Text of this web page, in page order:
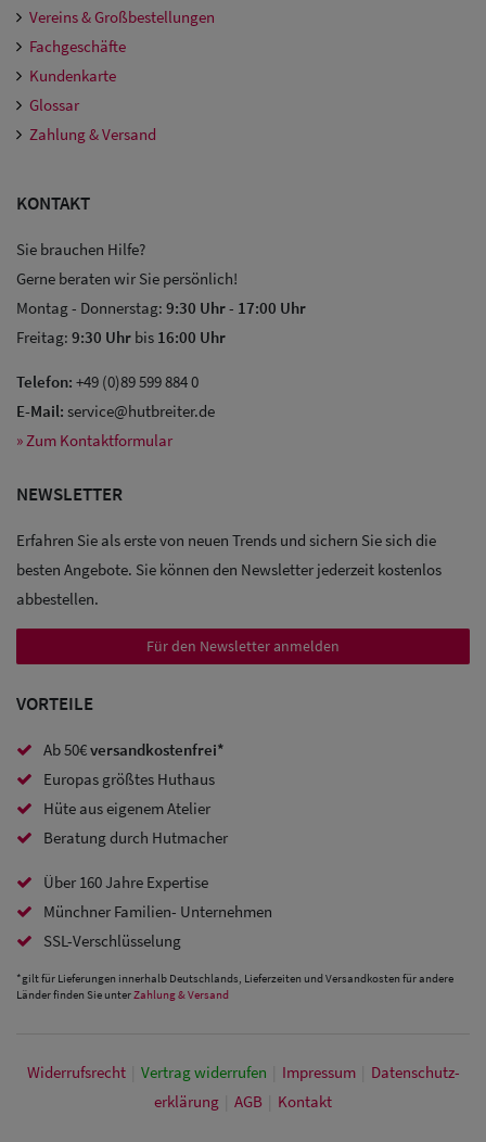
Sale: Caps
Sale: Army
Caps
Trucker
Sale: Caps
Vereins & Großbestellungen
Fachgeschäfte
Kundenkarte
Glossar
Zahlung & Versand
KONTAKT
Sie brauchen Hilfe?
Gerne beraten wir Sie persönlich!
Montag - Donnerstag: 9:30 Uhr- 17:00 Uhr
Freitag: 9:30 Uhr bis 16:00 Uhr
Telefon: +49 (0)89 599 884 0
E-Mail: service@hutbreiter.de
» Zum Kontaktformular
NEWSLETTER
Erfahren Sie als erste von neuen Trends und sichern Sie sich die
besten Angebote. Sie können den Newsletter jederzeit kostenlos
abbestellen.
Für den Newsletter anmelden
VORTEILE
Ab 50€versandkostenfrei*
Europas größtes Huthaus
Hüte aus eigenem Atelier
Beratung durch Hutmacher
Über 160 Jahre Expertise
Münchner Familien- Unternehmen
SSL-Verschlüsselung
*gilt für Lieferungen innerhalb Deutschlands, Lieferzeiten und Versandkosten für andere
Länder finden Sie unterZahlung & Versand
Widerrufs­recht Vertrag widerrufen Impressum
Daten­schutz­
erklärung
AGB Kontakt